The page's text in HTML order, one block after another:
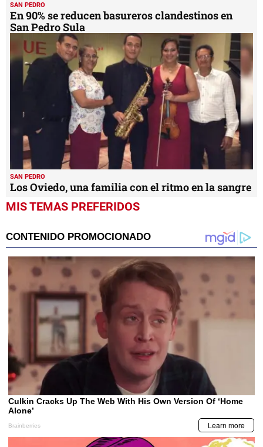
SAN PEDRO
En 90% se reducen basureros clandestinos en
San Pedro Sula
SAN PEDRO
Los Oviedo, una familia con el ritmo en la sangre
MIS TEMAS PREFERIDOS